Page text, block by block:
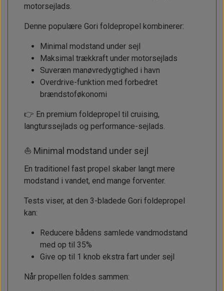
motorsejlads.
Denne populære Gori foldepropel kombinerer:
Minimal modstand under sejl
Maksimal trækkraft under motorsejlads
Suveræn manøvredygtighed i havn
Overdrive-funktion med forbedret
brændstoføkonomi
👉 En premium foldepropel til cruising,
langturssejlads og performance-sejlads.
⛵ Minimal modstand under sejl
En traditionel fast propel skaber langt mere
modstand i vandet, end mange forventer.
Tests viser, at den 3-bladede Gori foldepropel
kan:
Reducere bådens samlede vandmodstand
med op til 35%
Give op til 1 knob ekstra fart under sejl
Når propellen foldes sammen: